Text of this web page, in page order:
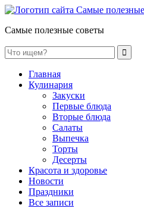
Самые полезные советы
Главная
Кулинария
Закуски
Первые блюда
Вторые блюда
Салаты
Выпечка
Торты
Десерты
Красота и здоровье
Новости
Праздники
Все записи